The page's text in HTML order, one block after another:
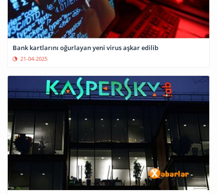
Bank kartlarını oğurlayan yeni virus aşkar edilib
21-04-2025